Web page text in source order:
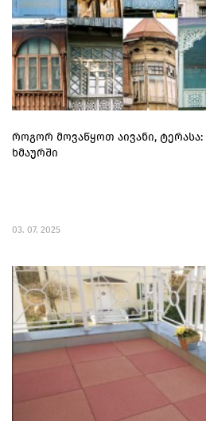
როგორ მოვაწყოთ აივანი,
ხმაურში
03. 07. 2025